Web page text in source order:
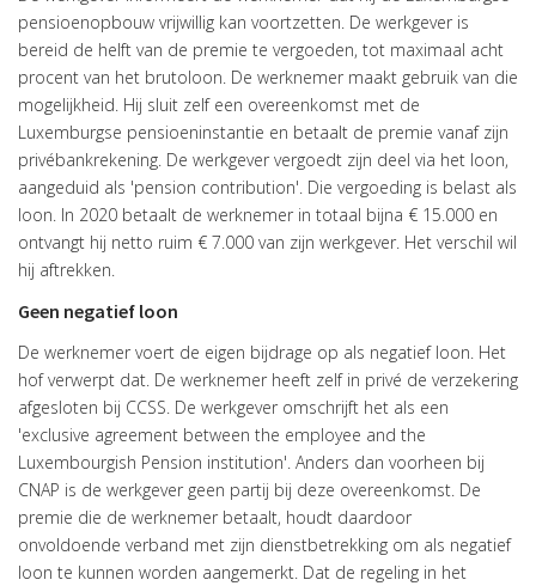
pensioenopbouw vrijwillig kan voortzetten. De werkgever is
bereid de helft van de premie te vergoeden, tot maximaal acht
procent van het brutoloon. De werknemer maakt gebruik van die
mogelijkheid. Hij sluit zelf een overeenkomst met de
Luxemburgse pensioeninstantie en betaalt de premie vanaf zijn
privébankrekening. De werkgever vergoedt zijn deel via het loon,
aangeduid als 'pension contribution'. Die vergoeding is belast als
loon. In 2020 betaalt de werknemer in totaal bijna € 15.000 en
ontvangt hij netto ruim € 7.000 van zijn werkgever. Het verschil wil
hij aftrekken.
Geen negatief loon
De werknemer voert de eigen bijdrage op als negatief loon. Het
hof verwerpt dat. De werknemer heeft zelf in privé de verzekering
afgesloten bij CCSS. De werkgever omschrijft het als een
'exclusive agreement between the employee and the
Luxembourgish Pension institution'. Anders dan voorheen bij
CNAP is de werkgever geen partij bij deze overeenkomst. De
premie die de werknemer betaalt, houdt daardoor
onvoldoende verband met zijn dienstbetrekking om als negatief
loon te kunnen worden aangemerkt. Dat de regeling in het